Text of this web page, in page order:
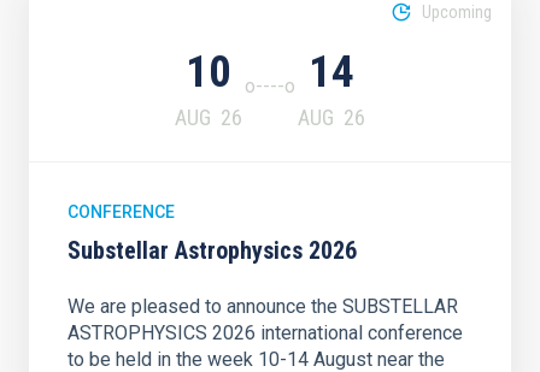
10
AUG 26
14
AUG 26
Upcoming
CONFERENCE
Substellar Astrophysics 2026
We are pleased to announce the SUBSTELLAR
ASTROPHYSICS 2026 international conference
to be held in the week 10-14 August near the